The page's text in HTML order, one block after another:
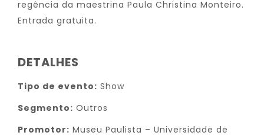
regência da maestrina Paula Christina Monteiro.
Entrada gratuita.
DETALHES
Tipo de evento: Show
Segmento: Outros
Promotor: Museu Paulista – Universidade de